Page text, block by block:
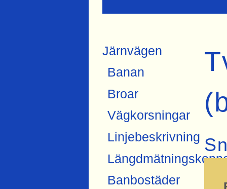
Järnvägen
Banan
Broar
Vägkorsningar
Linjebeskrivning
Banbostäder